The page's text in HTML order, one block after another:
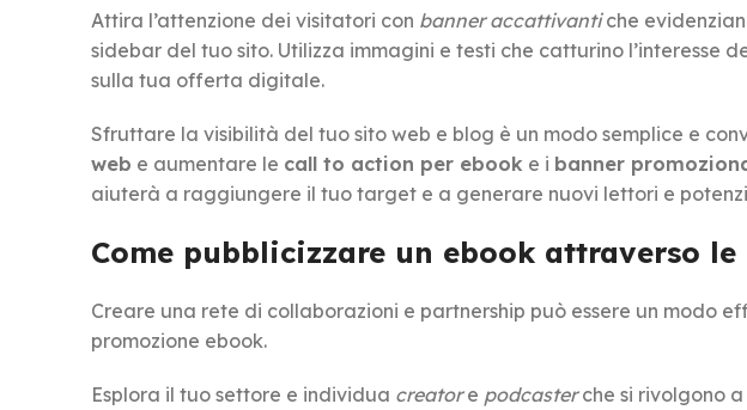
Attira l’attenzione dei visitatori con banner accattivantiche
sidebar del tuo sito. Utilizza immagini e testi che catturino l’interesse
sulla tua offerta digitale.
Sfruttare la visibilità del tuo sito web e blog è un modo semplice e
web e aumentare le call to action per ebook e i banner
aiuterà a raggiungere il tuo target e a generare nuovi lettori e
Come pubblicizzare un ebook attraverso
Creare una rete di collaborazioni e partnership può essere un modo
promozione ebook.
Esplora il tuo settore e individua creatore podcasterche si rivolgono